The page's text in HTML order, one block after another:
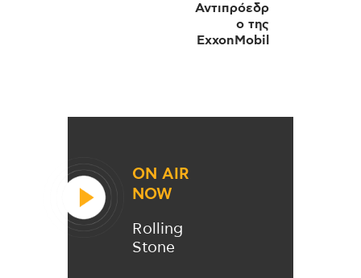
Αντιπρόεδρ
ο της
ExxonMobil
ON AIR
NOW
Rolling
Stone